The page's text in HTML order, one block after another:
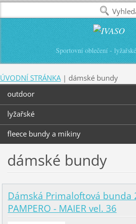
Sportovní oblečení -
ÚVODNÍ STRÁNKA | dámské bundy
outdoor
lyžařské
fleece bundy a mikiny
dámské bundy
Dámská Primaloftová bunda
PAMPERO - MAIER vel. 36